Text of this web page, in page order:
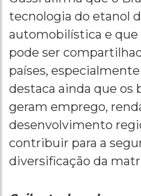
tecnologia do etanol
automobilística e que
pode ser
países,
destaca ainda que os
geram emprego,
desenvolvimento
contribuir para a
diversificação da